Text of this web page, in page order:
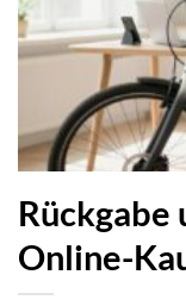
Online-